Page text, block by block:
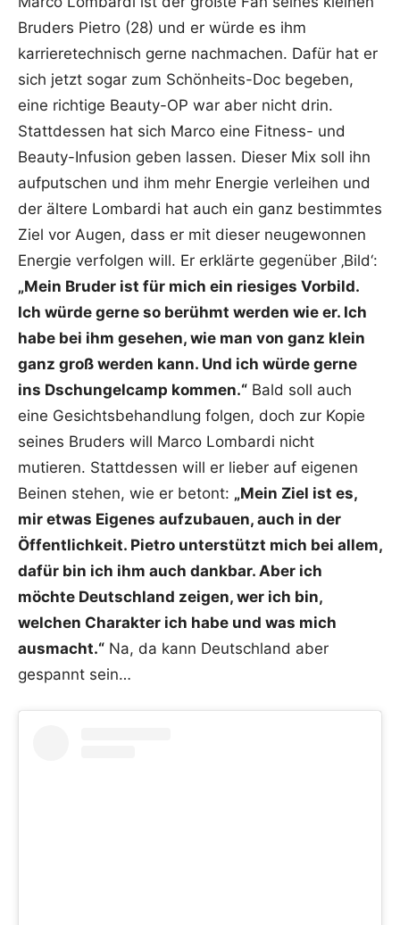
Bruders Pietro (28) und er würde es ihm
karrieretechnisch gerne nachmachen. Dafür hat er
sich jetzt sogar zum Schönheits-Doc begeben,
eine richtige Beauty-OP war aber nicht drin.
Stattdessen hat sich Marco eine Fitness- und
Beauty-Infusion geben lassen. Dieser Mix soll ihn
aufputschen und ihm mehr Energie verleihen und
der ältere Lombardi hat auch ein ganz bestimmtes
Ziel vor Augen, dass er mit dieser neugewonnen
Energie verfolgen will. Er erklärte gegenüber ‚Bild‘:
„Mein Bruder ist für mich ein riesiges Vorbild.
Ich würde gerne so berühmt werden wie er. Ich
habe bei ihm gesehen, wie man von ganz klein
ganz groß werden kann. Und ich würde gerne
ins Dschungelcamp kommen.“ Bald soll auch
eine Gesichtsbehandlung folgen, doch zur Kopie
seines Bruders will Marco Lombardi nicht
mutieren. Stattdessen will er lieber auf eigenen
Beinen stehen, wie er betont: „Mein Ziel ist es,
mir etwas Eigenes aufzubauen, auch in der
Öffentlichkeit. Pietro unterstützt mich bei allem,
dafür bin ich ihm auch dankbar. Aber ich
möchte Deutschland zeigen, wer ich bin,
welchen Charakter ich habe und was mich
ausmacht.“ Na, da kann Deutschland aber
gespannt sein…